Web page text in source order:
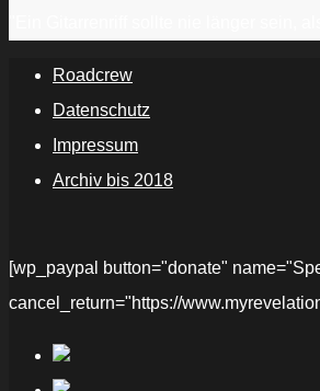
Roadcrew
Datenschutz
Impressum
Archiv bis 2018
[wp_paypal button="donate"
cancel_return="https://